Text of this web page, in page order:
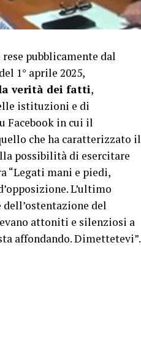
pubblicamente dal
1° aprile 2025,
verità dei fatti,
istituzioni e di
Facebook in cui il
che ha caratterizzato il
possibilità di esercitare
“Legati mani e piedi,
L’ultimo
del
attoniti e silenziosi a
affondando. Dimettetevi”.